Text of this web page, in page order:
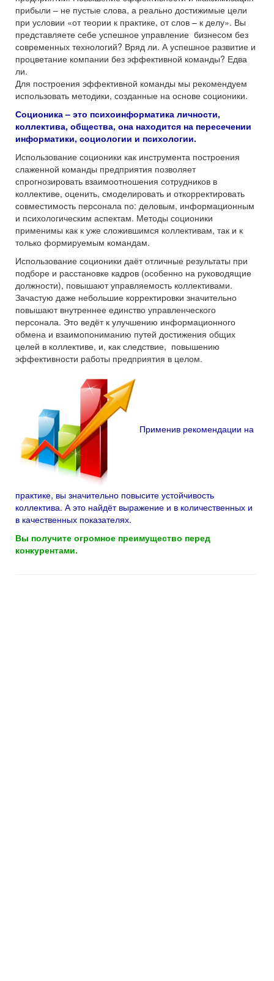
прибыли – не пустые слова, а реально достижимые цели
при условии «от теории к практике, от слов – к делу». Вы
представляете себе успешное управление бизнесом без
современных технологий? Вряд ли. А успешное развитие и
процветание компании без эффективной команды? Едва
ли.
Для построения эффективной команды мы рекомендуем
использовать методики, созданные на основе соционики.
Соционика – это психоинформатика личности,
коллектива, общества, она находится на пересечении
информатики, социологии и психологии.
Использование соционики как инструмента построения
слаженной команды предприятия позволяет
спрогнозировать взаимоотношения сотрудников в
коллективе, оценить, смоделировать и откорректировать
совместимость персонала по: деловым, информационным
и психологическим аспектам. Методы соционики
применимы как к уже сложившимся коллективам, так и к
только формируемым командам.
Использование соционики даёт отличные результаты при
подборе и расстановке кадров (особенно на руководящие
должности), повышают управляемость коллективами.
Зачастую даже небольшие корректировки значительно
повышают внутреннее единство управленческого
персонала. Это ведёт к улучшению информационного
обмена и взаимопониманию путей достижения общих
целей в коллективе, и, как следствие, повышению
эффективности работы предприятия в целом.
Применив рекомендации на
практике, вы значительно повысите устойчивость
коллектива. А это найдёт выражение и в количественных и
в качественных показателях.
Вы получите огромное преимущество перед
конкурентами.